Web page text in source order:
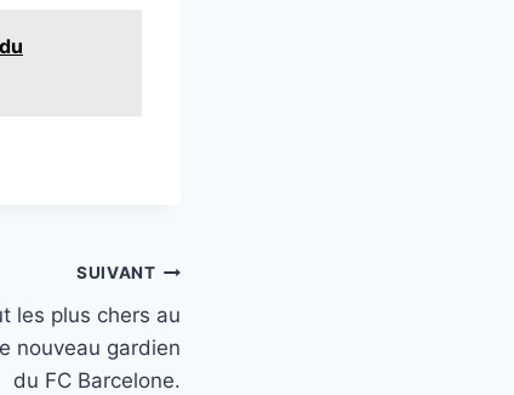
SUIVANT
les plus chers au
nouveau gardien
du FC Barcelone.